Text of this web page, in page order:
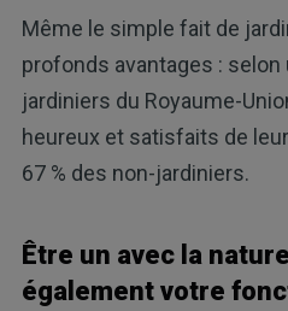
Même le simple fait de
profonds avantages : selon
jardiniers du Royaume-
heureux et satisfaits de
67 % des non-jardiniers.
Être un avec la
également votre